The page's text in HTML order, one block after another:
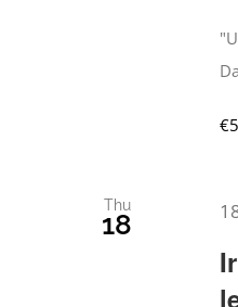
€5
Thu
18